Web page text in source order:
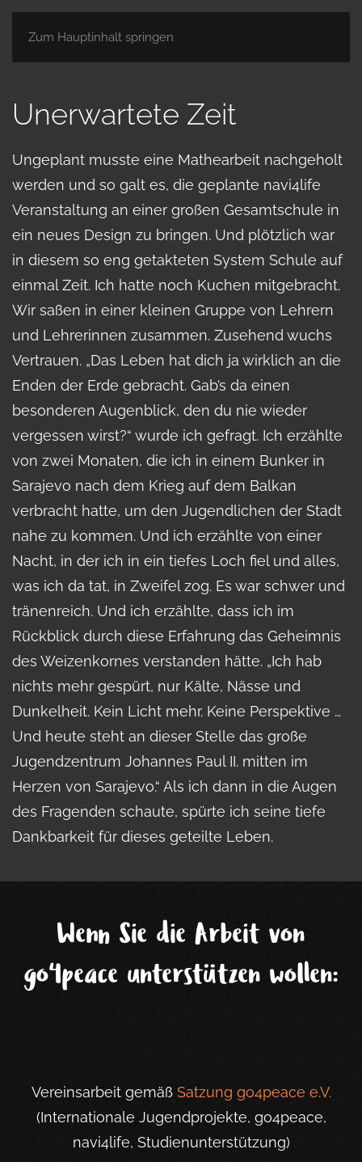
Zum Hauptinhalt springen
Unerwartete Zeit
Ungeplant musste eine Mathearbeit nachgeholt
werden und so galt es, die geplante navi4life
Veranstaltung an einer großen Gesamtschule in
ein neues Design zu bringen. Und plötzlich war
in diesem so eng getakteten System Schule auf
einmal Zeit. Ich hatte noch Kuchen mitgebracht.
Wir saßen in einer kleinen Gruppe von Lehrern
und Lehrerinnen zusammen. Zusehend wuchs
Vertrauen. „Das Leben hat dich ja wirklich an die
Enden der Erde gebracht. Gab’s da einen
besonderen Augenblick, den du nie wieder
vergessen wirst?“ wurde ich gefragt. Ich erzählte
von zwei Monaten, die ich in einem Bunker in
Sarajevo nach dem Krieg auf dem Balkan
verbracht hatte, um den Jugendlichen der Stadt
nahe zu kommen. Und ich erzählte von einer
Nacht, in der ich in ein tiefes Loch fiel und alles,
was ich da tat, in Zweifel zog. Es war schwer und
tränenreich. Und ich erzählte, dass ich im
Rückblick durch diese Erfahrung das Geheimnis
des Weizenkornes verstanden hätte. „Ich hab
nichts mehr gespürt, nur Kälte, Nässe und
Dunkelheit. Kein Licht mehr. Keine Perspektive …
Und heute steht an dieser Stelle das große
Jugendzentrum Johannes Paul II. mitten im
Herzen von Sarajevo.“ Als ich dann in die Augen
des Fragenden schaute, spürte ich seine tiefe
Dankbarkeit für dieses geteilte Leben.
Wenn Sie die Arbeit von
go4peace unterstützen wollen:
Vereinsarbeit gemäß Satzung go4peace e.V.
(Internationale Jugendprojekte, go4peace,
navi4life, Studienunterstützung)